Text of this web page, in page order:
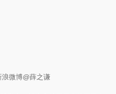
浪微博@薛之谦